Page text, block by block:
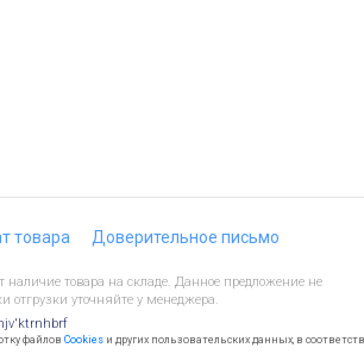
товара Доверительное письмо
товара на складе. Данное предложение не
отгрузки уточняйте у менеджера.
файлов Cookies и других пользовательских данных, в